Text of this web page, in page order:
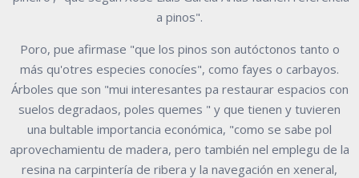
a pinos".
Poro, pue afirmase "que los pinos son autóctonos tanto o
más qu'otres especies conocíes", como fayes o carbayos.
Árboles que son "mui interesantes pa restaurar espacios con
suelos degradaos, poles quemes " y que tienen y tuvieren
una bultable importancia económica, "como se sabe pol
aprovechamientu de madera, pero también nel emplegu de la
resina na carpintería de ribera y la navegación en xeneral,